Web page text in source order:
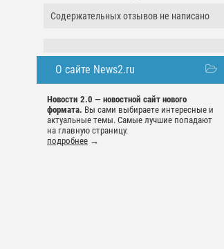
Содержательных отзывов не написано
О сайте News2.ru
Новости 2.0 — новостной сайт нового
формата. Вы сами выбираете интересные и
актуальные темы. Самые лучшие попадают
на главную страницу.
подробнее →